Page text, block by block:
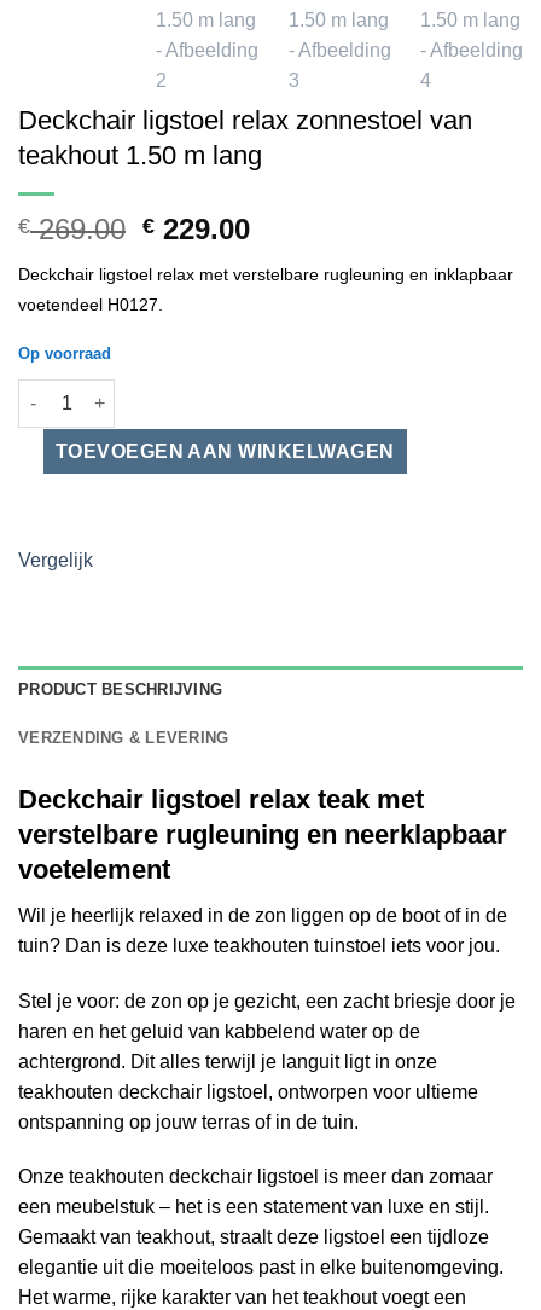
Deckchair ligstoel relax zonnestoel van
teakhout 1.50 m lang
€269.00 Oorspronkelijke
was:
€ 269.00.
€ 229.00Huidige
is:
Deckchair ligstoel relax met verstelbare rugleuning en inklapbaar
voetendeel H0127.
Op voorraad
Deckchair ligstoel relax zonnestoel van teakhout 1.50 m lang
Vergelijk
PRODUCT BESCHRIJVING
VERZENDING & LEVERING
Deckchair ligstoel relax teak met
verstelbare rugleuning en neerklapbaar
voetelement
Wil je heerlijk relaxed in de zon liggen op de boot of in de
tuin? Dan is deze luxe teakhouten tuinstoel iets voor jou.
Stel je voor: de zon op je gezicht, een zacht briesje door je
haren en het geluid van kabbelend water op de
achtergrond. Dit alles terwijl je languit ligt in onze
teakhouten deckchair ligstoel, ontworpen voor ultieme
ontspanning op jouw terras of in de tuin.
Onze teakhouten deckchair ligstoel is meer dan zomaar
een meubelstuk – het is een statement van luxe en stijl.
Gemaakt van teakhout, straalt deze ligstoel een tijdloze
elegantie uit die moeiteloos past in elke buitenomgeving.
Het warme, rijke karakter van het teakhout voegt een